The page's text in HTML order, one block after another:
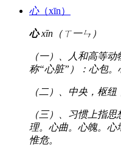
心（xīn）
心xīn（ㄒ一ㄣ）
（一）、人和高等
称“心脏”）：心包。
（二）、中央，枢纽
（三）、习惯上指
理。心曲。心魄。心
惟危。